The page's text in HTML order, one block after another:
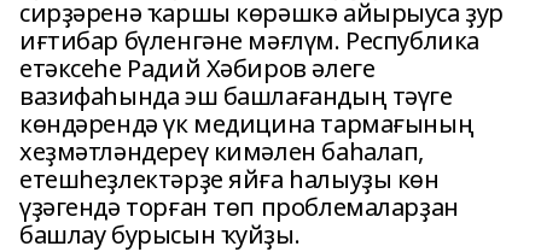
сирҙәренә ҡаршы көрәшкә айырыуса ҙур
иғтибар бүленгәне мәғлүм. Республика
етәксеһе Радий Хәбиров әлеге
вазифаһында эш башлағандың тәүге
көндәрендә үк медицина тармағының
хеҙмәтләндереү кимәлен баһалап,
етешһеҙлектәрҙе яйға һалыуҙы көн
үҙәгендә торған төп проблемаларҙан
башлау бурысын ҡуйҙы.